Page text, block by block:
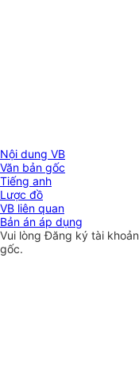
Nội dung VB
Văn bản gốc
Tiếng anh
Lược đồ
VB liên quan
Bản án áp dụng
Vui lòngĐăng ký tài
gốc.